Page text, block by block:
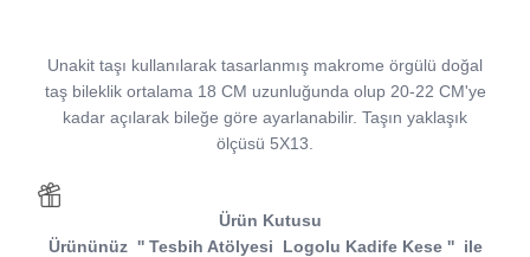
Unakit taşı kullanılarak tasarlanmış makrome örgülü doğal
taş bileklik ortalama 18 CM uzunluğunda olup 20-22 CM'ye
kadar açılarak bileğe göre ayarlanabilir. Taşın yaklaşık
ölçüsü 5X13.
Ürün Kutusu
Ürününüz '' Tesbih Atölyesi Logolu Kadife Kese '' ile